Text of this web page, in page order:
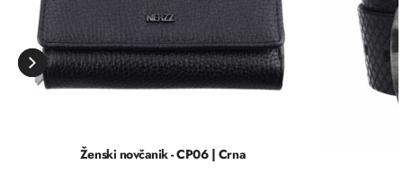
Ženski novčanik - CP06 | Crna